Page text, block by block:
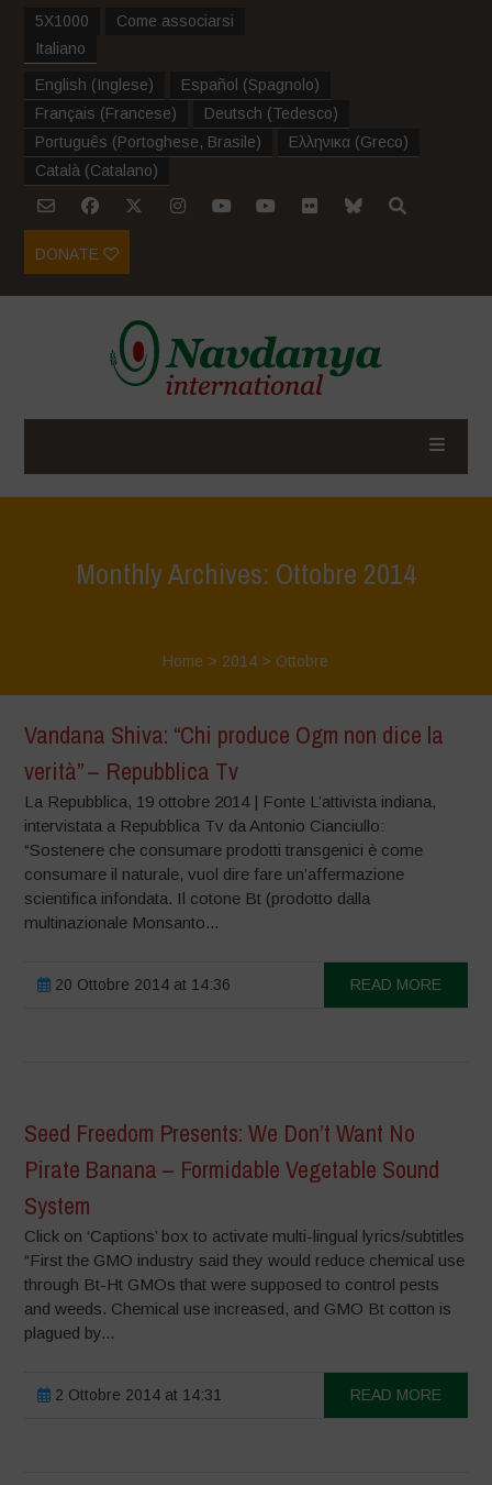
5X1000
Come associarsi
Italiano
English (Inglese) Español (Spagnolo)
Français (Francese) Deutsch (Tedesco)
Português (Portoghese, Brasile) Ελληνικα (Greco)
Català (Catalano)
DONATE
Monthly Archives: Ottobre 2014
Home > 2014 > Ottobre
Vandana Shiva: “Chi produce Ogm non dice la
verità” – Repubblica Tv
La Repubblica, 19 ottobre 2014 | Fonte L’attivista indiana,
intervistata a Repubblica Tv da Antonio Cianciullo:
“Sostenere che consumare prodotti transgenici è come
consumare il naturale, vuol dire fare un’affermazione
scientifica infondata. Il cotone Bt (prodotto dalla
multinazionale Monsanto...
20 Ottobre 2014 at 14:36 READ MORE
Seed Freedom Presents: We Don’t Want No
Pirate Banana – Formidable Vegetable Sound
System
Click on ‘Captions’ box to activate multi-lingual lyrics/subtitles
“First the GMO industry said they would reduce chemical use
through Bt-Ht GMOs that were supposed to control pests
and weeds. Chemical use increased, and GMO Bt cotton is
plagued by...
2 Ottobre 2014 at 14:31 READ MORE